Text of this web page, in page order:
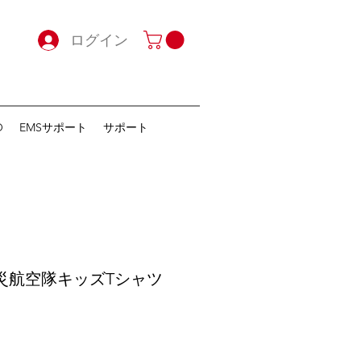
ログイン
EMSサポート サポート
航空隊キッズTシャツ